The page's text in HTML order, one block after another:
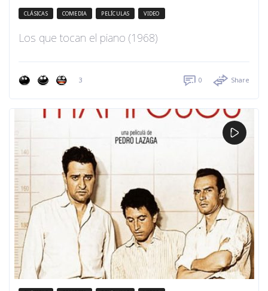
CLÁSICAS COMEDIA PELÍCULAS VIDEO
Los que tocan el piano (1968)
3 0 Share